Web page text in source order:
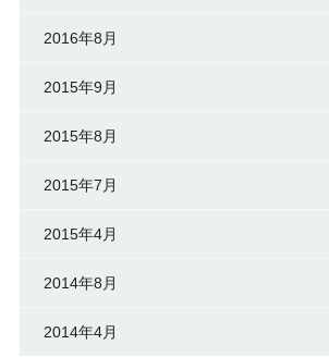
2016年8月
2015年9月
2015年8月
2015年7月
2015年4月
2014年8月
2014年4月